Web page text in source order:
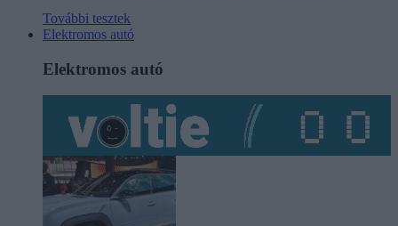
További tesztek
Elektromos autó
Elektromos autó